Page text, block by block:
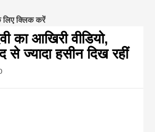
of
brings
in hindi
क्लिक करें
का आखिरी वीडियो,
से ज्यादा हसीन दिख रहीं